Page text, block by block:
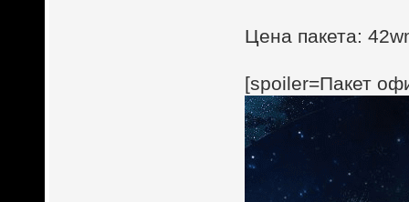
Цена пакета:
[spoiler=Пакет